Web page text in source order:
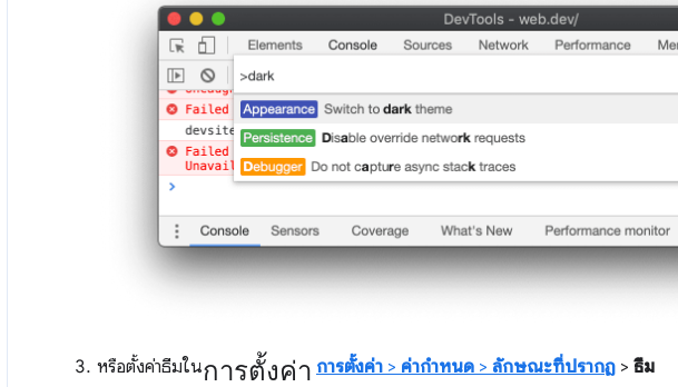
หรือตั้งค่าธีมในการตั้งค่า การตั้งค่า > ค่ากําหนด > ลักษณะที่ปรากฏ > ธีม